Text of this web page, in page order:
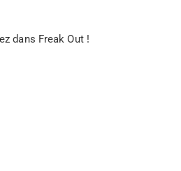
dans Freak Out !